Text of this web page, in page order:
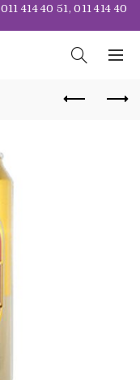
011 414 40 51,011 414 40